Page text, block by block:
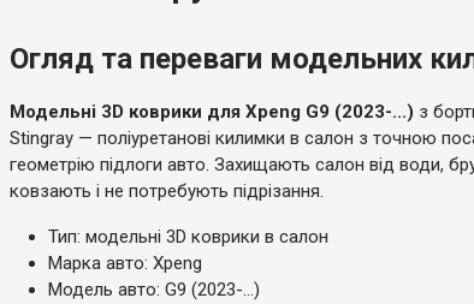
Огляд та переваги модельних
Модельні 3D коврики для Xpeng G9 (2023-...) з
Stingray — поліуретанові килимки в салон з точною
геометрію підлоги авто. Захищають салон від води,
ковзають і не потребують підрізання.
Тип: модельні 3D коврики в салон
Марка авто: Xpeng
Модель авто: G9 (2023-...)